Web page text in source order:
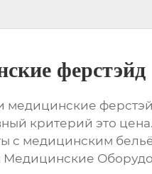
ферстэйд
критерий это
с медицинским